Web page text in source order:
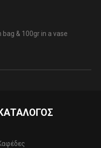
& 100gr in a vase